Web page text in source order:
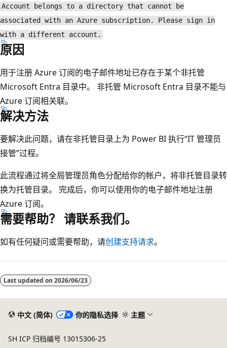
Account belongs to a directory that cannot be
associated with an Azure subscription. Please sign in
with a different account.
原因
用于注册 Azure 订阅的电子邮件地址已存在于某个非托管
Microsoft Entra 目录中。 非托管 Microsoft Entra 目录不能与
Azure 订阅相关联。
解决方法
要解决此问题，请在非托管目录上为 Power BI 执行“IT 管理员
接管”过程。
此流程通过将全局管理员角色分配给你的帐户，将非托管目录转
换为托管目录。 完成后，你可以使用你的电子邮件地址注册
Azure 订阅。
需要帮助？ 请联系我们。
如有任何疑问或需要帮助，请创建支持请求。
模
式
Last updated on 2026/06/23
中文 (简体) 你的隐私选择 主题
SH ICP 归档编号 13015306-25